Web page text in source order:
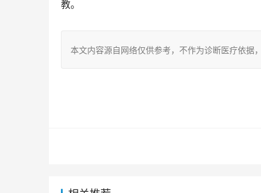
教。
本文内容源自网络仅供参考，不作为诊断医疗依据